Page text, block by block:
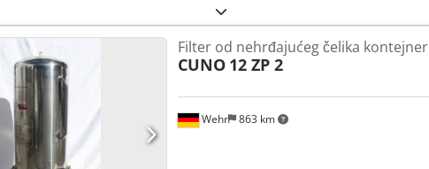
Wehr 863 km
Filter od nehrđajućeg čelika kontejner
CUNO 12 ZP 2